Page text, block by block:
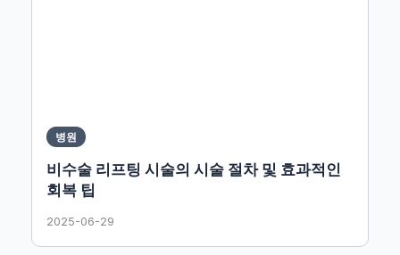
병원
비수술 리프팅 시술의 시술 절차 및 효과적인
회복 팁
2025-06-29